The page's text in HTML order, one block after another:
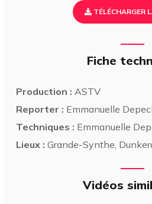
TÉLÉCHARGER
Fiche
Production : ASTV
Reporter : Emmanuelle
Techniques : Emmanuelle
Lieux : Grande-Synthe,
Vidéos